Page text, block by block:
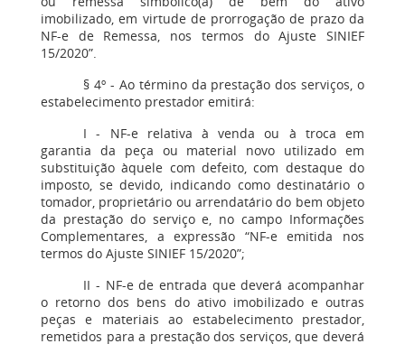
imobilizado, em virtude de prorrogação de prazo da
NF-e de Remessa, nos termos do Ajuste SINIEF
15/2020”.
§ 4º - Ao término da prestação dos serviços, o
estabelecimento prestador emitirá:
I - NF-e relativa à venda ou à troca em
garantia da peça ou material novo utilizado em
substituição àquele com defeito, com destaque do
imposto, se devido, indicando como destinatário o
tomador, proprietário ou arrendatário do bem objeto
da prestação do serviço e, no campo Informações
Complementares, a expressão “NF-e emitida nos
termos do Ajuste SINIEF 15/2020”;
II - NF-e de entrada que deverá acompanhar
o retorno dos bens do ativo imobilizado e outras
peças e materiais ao estabelecimento prestador,
remetidos para a prestação dos serviços, que deverá